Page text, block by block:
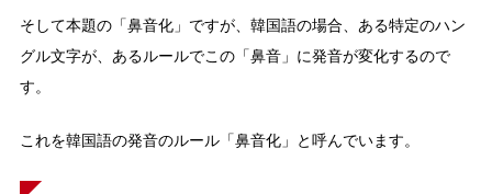
そして本題の「鼻音化」ですが、韓国語の場合、ある特定のハン
グル文字が、あるルールでこの「鼻音」に発音が変化するので
す。
これを韓国語の発音のルール「鼻音化」と呼んでいます。